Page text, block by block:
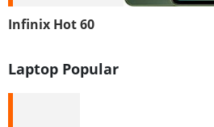
Infinix Hot 60
Laptop Popular